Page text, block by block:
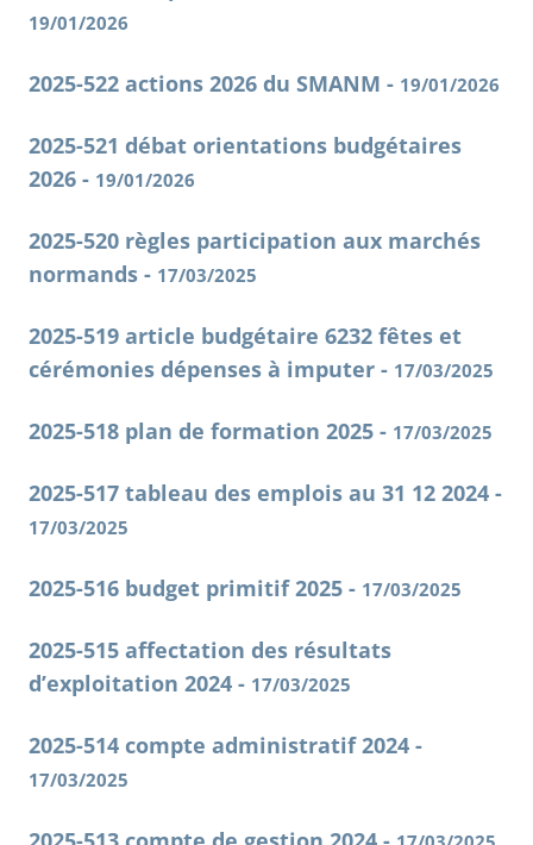
19/01/2026
2025-522 actions 2026 du SMANM - 19/01/2026
2025-521 débat orientations budgétaires
2026 - 19/01/2026
2025-520 règles participation aux marchés
normands - 17/03/2025
2025-519 article budgétaire 6232 fêtes et
cérémonies dépenses à imputer - 17/03/2025
2025-518 plan de formation 2025 - 17/03/2025
2025-517 tableau des emplois au 31 12 2024 -
17/03/2025
2025-516 budget primitif 2025 - 17/03/2025
2025-515 affectation des résultats
d’exploitation 2024 - 17/03/2025
2025-514 compte administratif 2024 -
17/03/2025